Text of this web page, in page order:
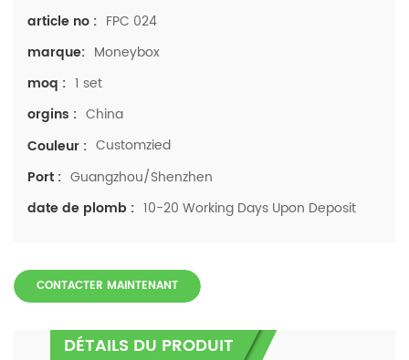
article no : FPC 024
marque: Moneybox
moq : 1 set
orgins : China
Couleur : Customzied
Port : Guangzhou/Shenzhen
date de plomb : 10-20 Working Days Upon Deposit
CONTACTER MAINTENANT
DÉTAILS DU PRODUIT